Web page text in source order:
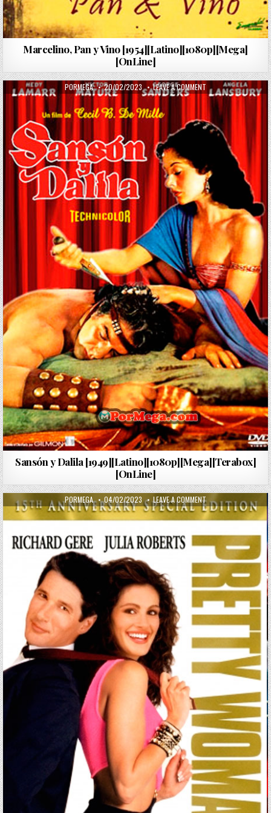
Marcelino, Pan y Vino [1954][Latino][1080p][Mega]
[OnLine]
AUTHOR:
PORMEGA PUBLISHED DATE:
20/02/2023 LEAVE A COMMENT ON SANSÓN Y
Sansón y Dalila [1949][Latino][1080p][Mega][Terabox]
[OnLine]
AUTHOR:
PORMEGA PUBLISHED DATE:
04/02/2023 LEAVE A COMMENTON MUJER BONITA